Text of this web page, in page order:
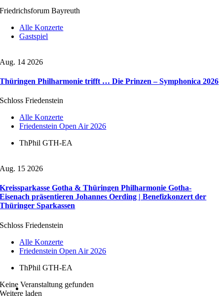
Friedrichsforum Bayreuth
Alle Konzerte
Gastspiel
Aug. 14 2026
Thüringen Philharmonie trifft … Die Prinzen – Symphonica 2026
Schloss Friedenstein
Alle Konzerte
Friedenstein Open Air 2026
ThPhil GTH-EA
Aug. 15 2026
Kreissparkasse Gotha & Thüringen Philharmonie Gotha-
Eisenach präsentieren Johannes Oerding | Benefizkonzert der
Thüringer Sparkassen
Schloss Friedenstein
Alle Konzerte
Friedenstein Open Air 2026
ThPhil GTH-EA
Keine Veranstaltung gefunden
Weitere laden